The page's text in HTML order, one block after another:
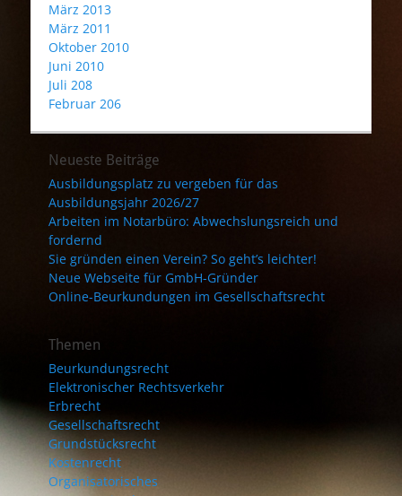
März 2013
März 2011
Oktober 2010
Juni 2010
Juli 208
Februar 206
Neueste Beiträge
Ausbildungsplatz zu vergeben für das
Ausbildungsjahr 2026/27
Arbeiten im Notarbüro: Abwechslungsreich und
fordernd
Sie gründen einen Verein? So geht’s leichter!
Neue Webseite für GmbH-Gründer
Online-Beurkundungen im Gesellschaftsrecht
Themen
Beurkundungsrecht
Elektronischer Rechtsverkehr
Erbrecht
Gesellschaftsrecht
Grundstücksrecht
Kostenrecht
Organisatorisches